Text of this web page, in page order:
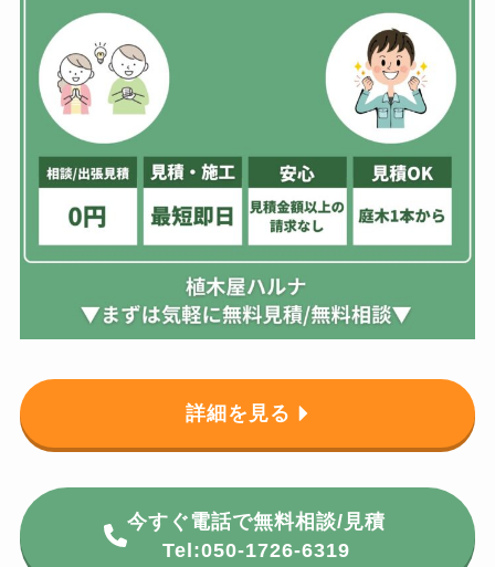
詳細を見る
今すぐ電話で無料相談/見積
Tel:050-1726-6319